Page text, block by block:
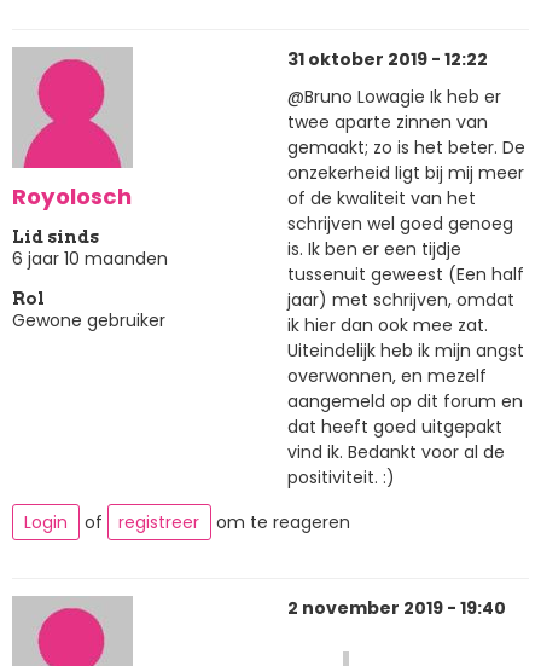
Royolosch
Lid sinds
6 jaar 10 maanden
Rol
Gewone gebruiker
31 oktober 2019 - 12:22
@Bruno Lowagie Ik heb er
twee aparte zinnen van
gemaakt; zo is het beter. De
onzekerheid ligt bij mij meer
of de kwaliteit van het
schrijven wel goed genoeg
is. Ik ben er een tijdje
tussenuit geweest (Een half
jaar) met schrijven, omdat
ik hier dan ook mee zat.
Uiteindelijk heb ik mijn angst
overwonnen, en mezelf
aangemeld op dit forum en
dat heeft goed uitgepakt
vind ik. Bedankt voor al de
positiviteit. :)
Login
of registreer om te reageren
2 november 2019 - 19:40